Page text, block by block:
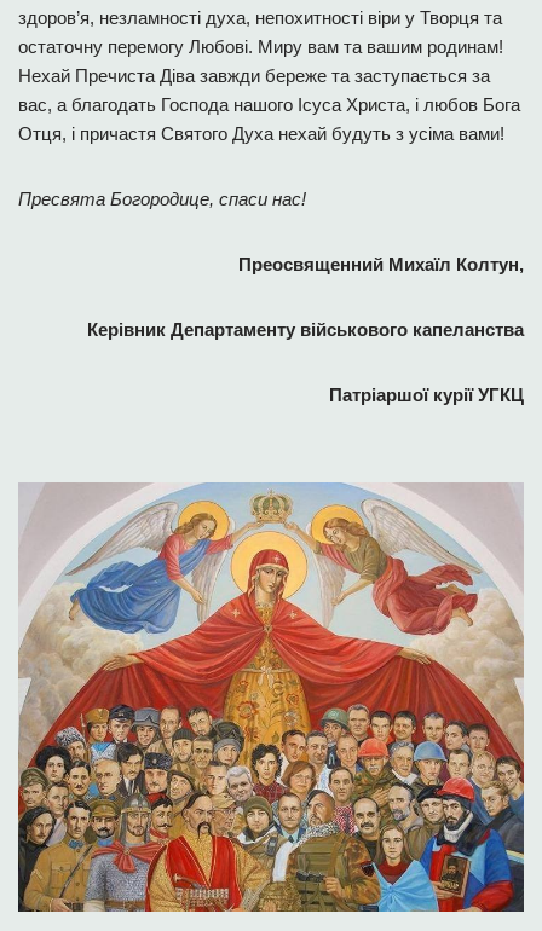
здоров’я, незламності духа, непохитності віри у Творця та
остаточну перемогу Любові. Миру вам та вашим родинам!
Нехай Пречиста Діва завжди береже та заступається за
вас, а благодать Господа нашого Ісуса Христа, і любов Бога
Отця, і причастя Святого Духа нехай будуть з усіма вами!
Пресвята Богородице, спаси нас!
Преосвященний Михаїл Колтун,
Керівник Департаменту військового капеланства
Патріаршої курії УГКЦ